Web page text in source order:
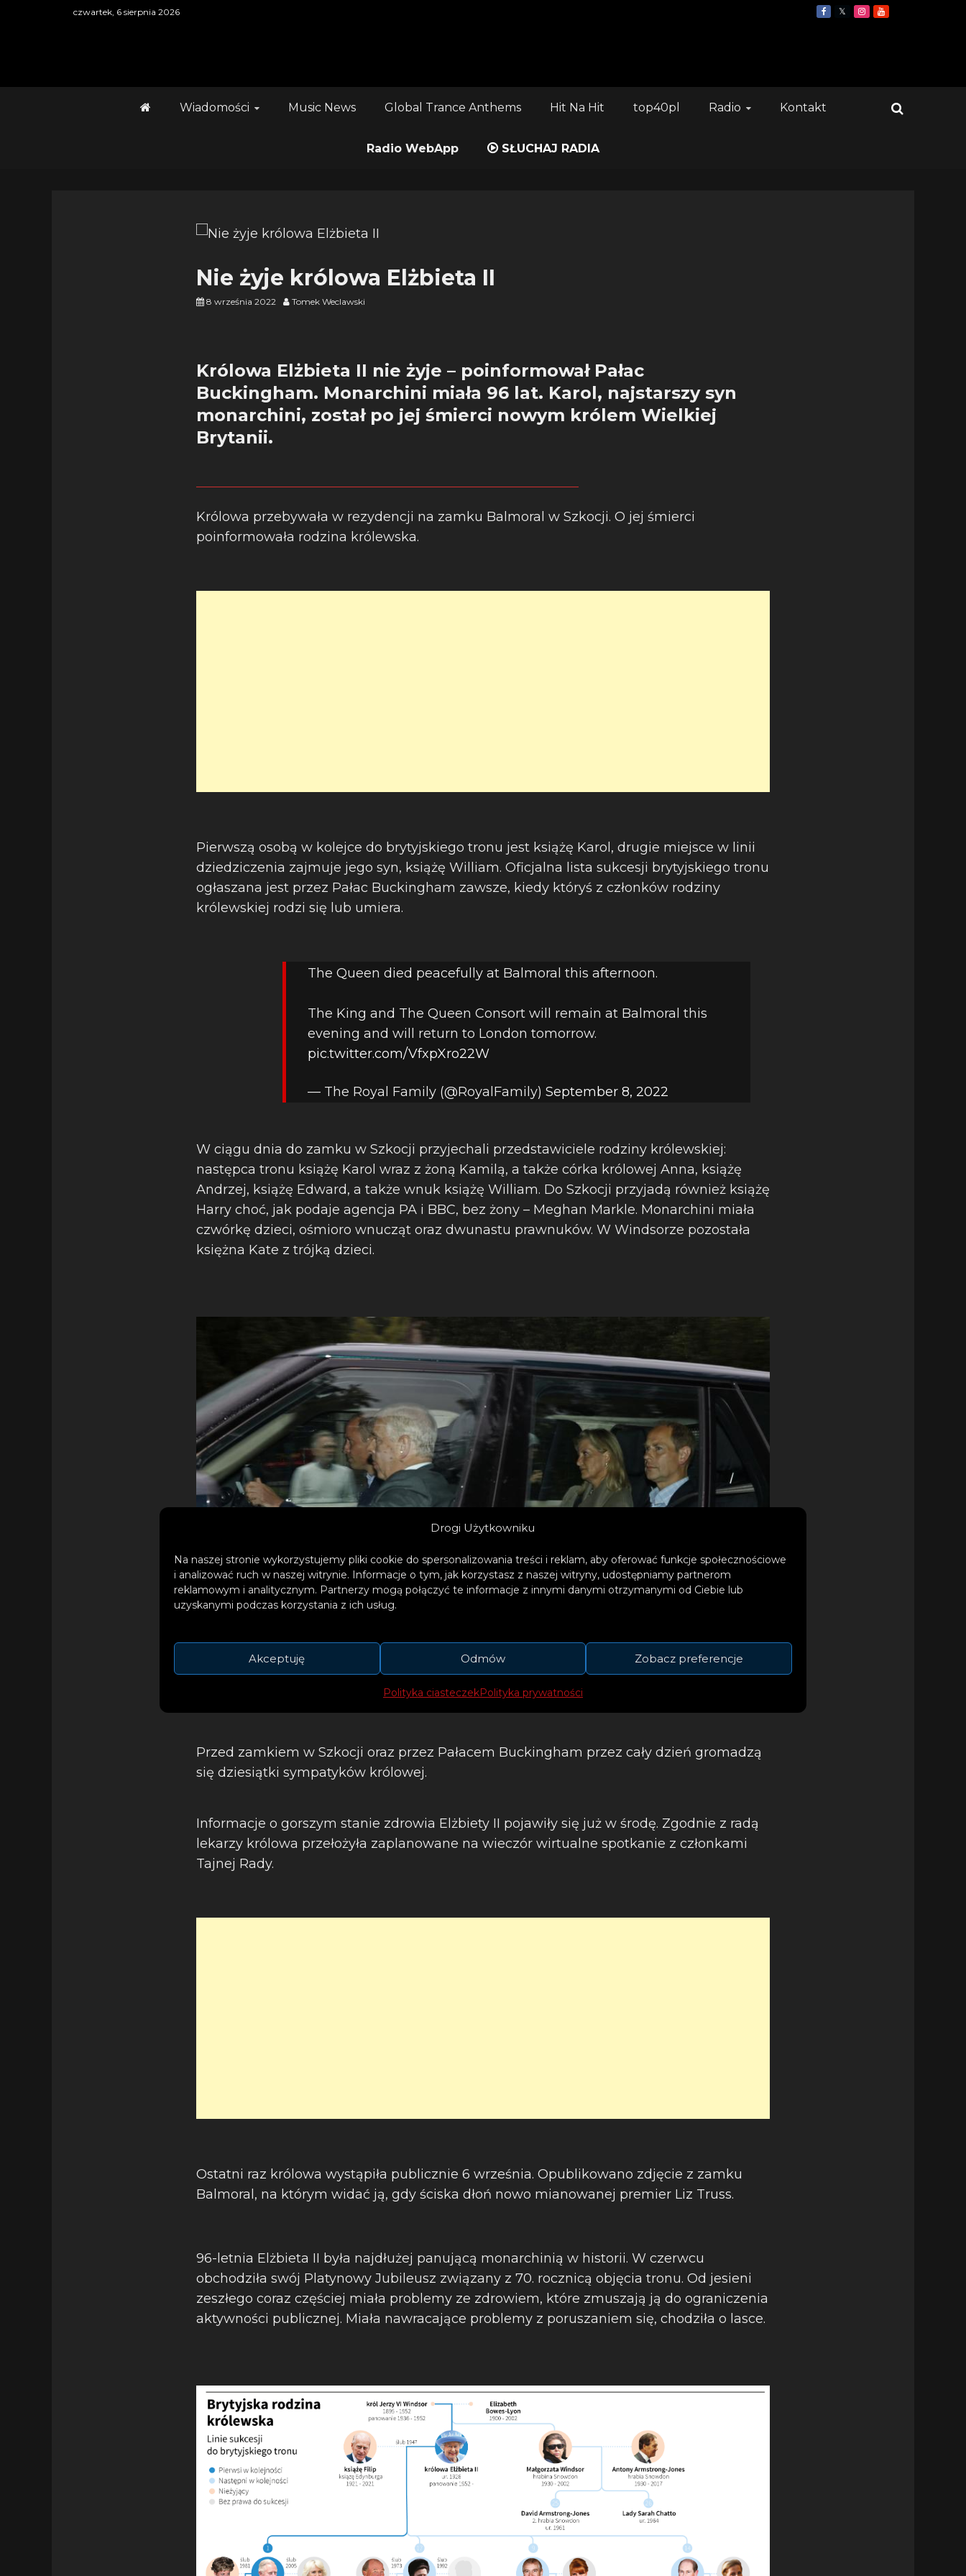
Drogi Użytkowniku
Na naszej stronie wykorzystujemy pliki cookie do spersonalizowania treści i reklam, aby oferować funkcje społecznościowe
i analizować ruch w naszej witrynie. Informacje o tym, jak korzystasz z naszej witryny, udostępniamy partnerom
reklamowym i analitycznym. Partnerzy mogą połączyć te informacje z innymi danymi otrzymanymi od Ciebie lub
uzyskanymi podczas korzystania z ich usług.
Akceptuję Odmów Zobacz preferencje
Polityka ciasteczekPolityka prywatności
czwartek, 6 sierpnia 2026
Wiadomości Music News Global Trance Anthems Hit Na Hit top40pl Radio Kontakt
Radio WebApp SŁUCHAJ RADIA
Nie żyje królowa Elżbieta II
8 września 2022 Tomek Weclawski
Królowa Elżbieta II nie żyje – poinformował Pałac
Buckingham. Monarchini miała 96 lat. Karol, najstarszy syn
monarchini, został po jej śmierci nowym królem Wielkiej
Brytanii.
Królowa przebywała w rezydencji na zamku Balmoral w Szkocji. O jej śmierci
poinformowała rodzina królewska.
Pierwszą osobą w kolejce do brytyjskiego tronu jest książę Karol, drugie miejsce w linii
dziedziczenia zajmuje jego syn, książę William. Oficjalna lista sukcesji brytyjskiego tronu
ogłaszana jest przez Pałac Buckingham zawsze, kiedy któryś z członków rodziny
królewskiej rodzi się lub umiera.
The Queen died peacefully at Balmoral this afternoon.
The King and The Queen Consort will remain at Balmoral this
evening and will return to London tomorrow.
pic.twitter.com/VfxpXro22W
— The Royal Family (@RoyalFamily) September 8, 2022
W ciągu dnia do zamku w Szkocji przyjechali przedstawiciele rodziny królewskiej:
następca tronu książę Karol wraz z żoną Kamilą, a także córka królowej Anna, książę
Andrzej, książę Edward, a także wnuk książę William. Do Szkocji przyjadą również książę
Harry choć, jak podaje agencja PA i BBC, bez żony – Meghan Markle. Monarchini miała
czwórkę dzieci, ośmioro wnucząt oraz dwunastu prawnuków. W Windsorze pozostała
księżna Kate z trójką dzieci.
Przed zamkiem w Szkocji oraz przez Pałacem Buckingham przez cały dzień gromadzą
się dziesiątki sympatyków królowej.
Informacje o gorszym stanie zdrowia Elżbiety II pojawiły się już w środę. Zgodnie z radą
lekarzy królowa przełożyła zaplanowane na wieczór wirtualne spotkanie z członkami
Tajnej Rady.
Ostatni raz królowa wystąpiła publicznie 6 września. Opublikowano zdjęcie z zamku
Balmoral, na którym widać ją, gdy ściska dłoń nowo mianowanej premier Liz Truss.
96-letnia Elżbieta II była najdłużej panującą monarchinią w historii. W czerwcu
obchodziła swój Platynowy Jubileusz związany z 70. rocznicą objęcia tronu. Od jesieni
zeszłego coraz częściej miała problemy ze zdrowiem, które zmuszają ją do ograniczenia
aktywności publicznej. Miała nawracające problemy z poruszaniem się, chodziła o lasce.